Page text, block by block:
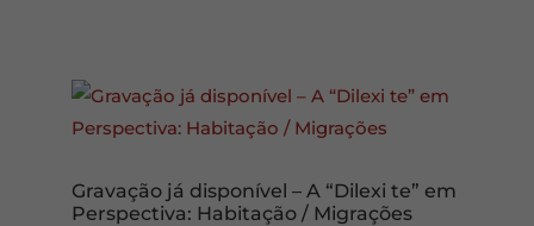
Gravação já disponível – A “Dilexi te” em
Perspectiva: Habitação / Migrações